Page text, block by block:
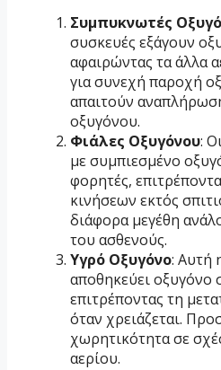
Συμπυκνωτές
συσκευές εξάγουν
αφαιρώντας τα άλλα
για συνεχή παροχή
απαιτούν
οξυγόνου.
Φιάλες Οξυγόνου:
με συμπιεσμένο
φορητές,
κινήσεων εκτός
διάφορα μεγέθη
του ασθενούς.
Υγρό Οξυγόνο: Αυτή
αποθηκεύει οξυγόνο
επιτρέποντας τη
όταν χρειάζεται.
χωρητικότητα σε
αερίου.